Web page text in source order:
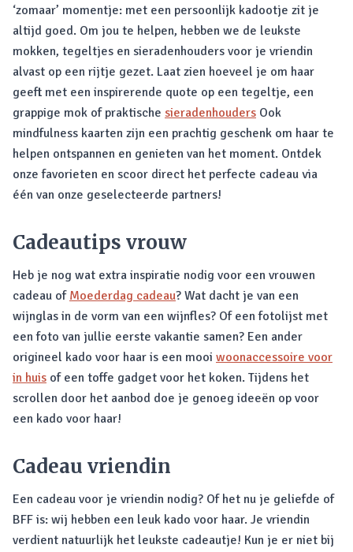
‘zomaar’ momentje: met een persoonlijk kadootje zit je
altijd goed. Om jou te helpen, hebben we de leukste
mokken, tegeltjes en sieradenhouders voor je vriendin
alvast op een rijtje gezet. Laat zien hoeveel je om haar
geeft met een inspirerende quote op een tegeltje, een
grappige mok of praktische sieradenhouders Ook
mindfulness kaarten zijn een prachtig geschenk om haar te
helpen ontspannen en genieten van het moment. Ontdek
onze favorieten en scoor direct het perfecte cadeau via
één van onze geselecteerde partners!
Cadeautips vrouw
Heb je nog wat extra inspiratie nodig voor een vrouwen
cadeau of Moederdag cadeau? Wat dacht je van een
wijnglas in de vorm van een wijnfles? Of een fotolijst met
een foto van jullie eerste vakantie samen? Een ander
origineel kado voor haar is een mooi woonaccessoire voor
in huis of een toffe gadget voor het koken. Tijdens het
scrollen door het aanbod doe je genoeg ideeën op voor
een kado voor haar!
Cadeau vriendin
Een cadeau voor je vriendin nodig? Of het nu je geliefde of
BFF is: wij hebben een leuk kado voor haar. Je vriendin
verdient natuurlijk het leukste cadeautje! Kun je er niet bij